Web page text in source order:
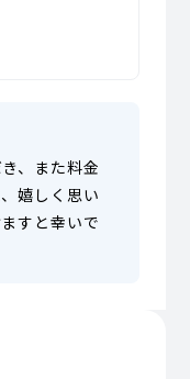
、また料金
嬉しく思い
すと幸いで